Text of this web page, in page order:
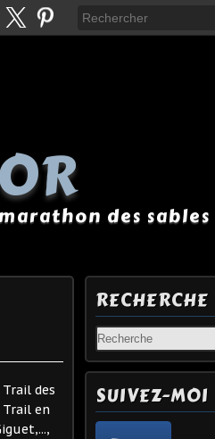
des sables
des
en
RECHERCHE
SUIVEZ-MOI